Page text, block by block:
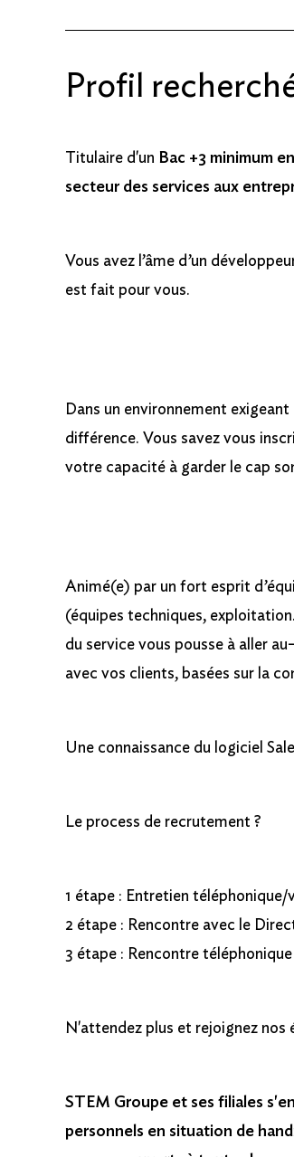
Profil
Titulaire d'un Bac +3 minimum
secteur des services aux
Vous avez l’âme d’un
est fait pour vous.
Dans un environnement
différence. Vous savez vous
votre capacité à garder le cap
Animé(e) par un fort esprit
(équipes techniques,
du service vous pousse à aller
avec vos clients, basées sur la
Une connaissance du logiciel
Le process de recrutement ?
1 étape : Entretien
2 étape : Rencontre avec le
3 étape : Rencontre
N'attendez plus et rejoignez nos
STEM Groupe et ses filiales
personnels en situation de